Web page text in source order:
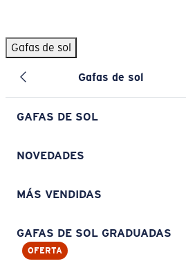
Gafas de sol
Gafas de sol
GAFAS DE SOL
NOVEDADES
MÁS VENDIDAS
GAFAS DE SOL GRADUADAS
OFERTA
Pack Exclusivo
de sol